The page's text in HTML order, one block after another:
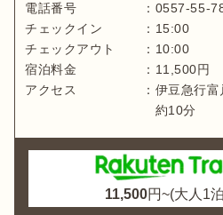
電話番号
： 0557-55-
チェックイン
： 15:00
チェックアウト
： 10:00
宿泊料金
： 11,500円
アクセス
： 伊豆急行
約10分
11,500円~(大人1